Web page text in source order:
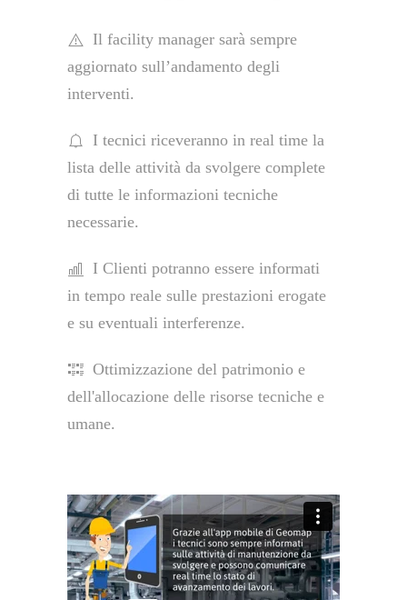
Il facility manager sarà sempre
aggiornato sull’andamento degli
interventi.
I tecnici riceveranno in real time la
lista delle attività da svolgere complete
di tutte le informazioni tecniche
necessarie.
I Clienti potranno essere informati
in tempo reale sulle prestazioni erogate
e su eventuali interferenze.
Ottimizzazione del patrimonio e
dell'allocazione delle risorse tecniche e
umane.